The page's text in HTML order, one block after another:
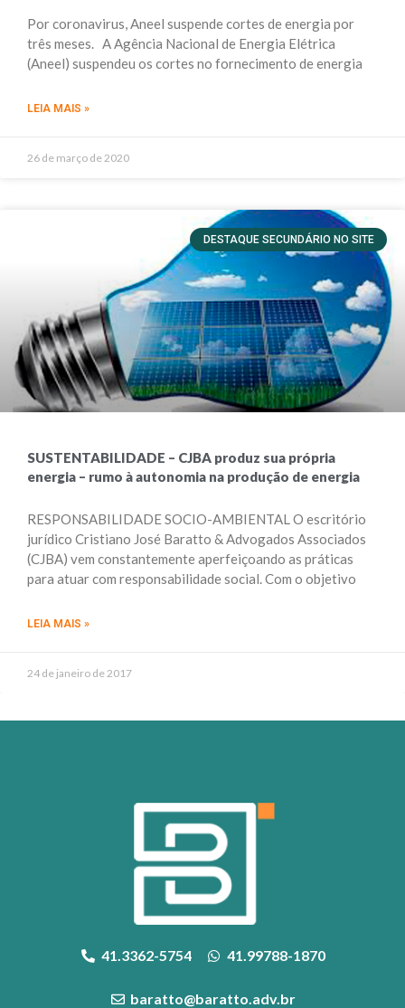
Por coronavirus, Aneel suspende cortes de energia por
três meses. A Agência Nacional de Energia Elétrica
(Aneel) suspendeu os cortes no fornecimento de energia
LEIA MAIS »
26 de março de 2020
DESTAQUE SECUNDÁRIO NO SITE
SUSTENTABILIDADE – CJBA produz sua própria
energia – rumo à autonomia na produção de energia
RESPONSABILIDADE SOCIO-AMBIENTAL O escritório
jurídico Cristiano José Baratto & Advogados Associados
(CJBA) vem constantemente aperfeiçoando as práticas
para atuar com responsabilidade social. Com o objetivo
LEIA MAIS »
24 de janeiro de 2017
41.3362-5754 41.99788-1870
baratto@baratto.adv.br